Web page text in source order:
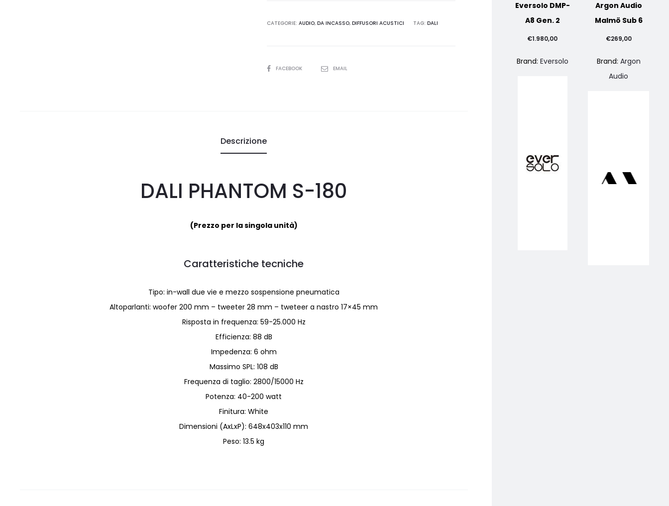
CATEGORIE:AUDIO,DA INCASSO,DIFFUSORI ACUSTICI TAG:DALI
SHAREFACEBOOK EMAIL
Descrizione
DALI PHANTOM S-180
(Prezzo per la singola unità)
Caratteristiche tecniche
Tipo: in-wall due vie e mezzo sospensione pneumatica
Altoparlanti: woofer 200 mm – tweeter 28 mm – tweteer a nastro 17×45 mm
Risposta in frequenza: 59-25.000 Hz
Efficienza: 88 dB
Impedenza: 6 ohm
Massimo SPL: 108 dB
Frequenza di taglio: 2800/15000 Hz
Potenza: 40-200 watt
Finitura: White
Dimensioni (AxLxP): 648x403x110 mm
Peso: 13.5 kg
Eversolo DMP-
A8 Gen. 2
€1.980,00
Brand: Eversolo
Argon Audio
Malmö Sub 6
€269,00
Brand: Argon
Audio